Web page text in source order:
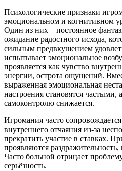
Психологические признаки
эмоциональном и когнитивном
Один из них – постоянное
ожидание радостного исхода,
сильным предвкушением
испытывает эмоциональное
проявляется как чувство
энергии, острота ощущений.
выраженная эмоциональная
настроения становятся частыми,
самоконтролю снижается.
Игромания часто
внутреннего отчаяния из-за
прекратить участие в ставках.
проявляются раздражительность,
Часто больной отрицает
серьёзность.